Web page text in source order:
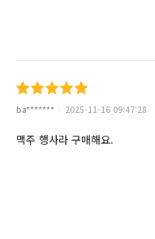
ba******* 2025-11-16 09:47:28
맥주 행사라 구매해요.